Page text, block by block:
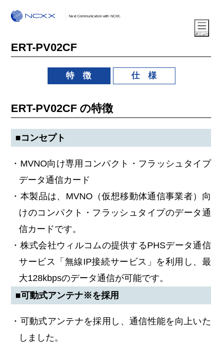
Next Communication with NCXX.
ERT-PV02CF
特 徴 仕 様
ERT-PV02CF の特徴
■コンセプト
・MVNO向け専用コンパクト・フラッシュタイプ
データ通信カード
・本製品は、MVNO（仮想移動体通信事業者）向
けのコンパクト・フラッシュタイプのデータ通
信カードです。
・株式会社ウィルコムの提供するPHSデータ通信
サービス「無線IP接続サービス」を利用し、最
大128kbpsのデータ通信が可能です。
■可動式アンテナ※を採用
・可動式アンテナを採用し、通信性能を向上いた
しました。